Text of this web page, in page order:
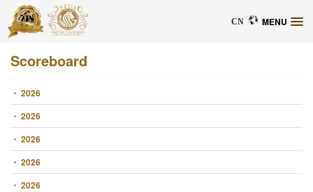
CN MENU
Scoreboard
・ 2026
・ 2026
・ 2026
・ 2026
・ 2026